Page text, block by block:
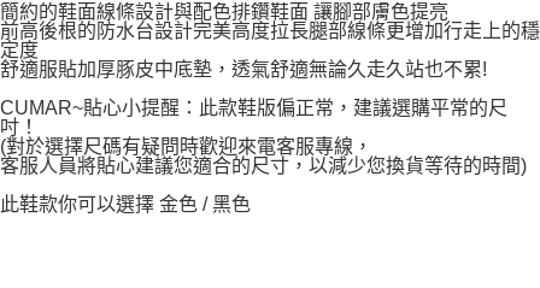
簡約的鞋面線條設計與配色排鑽鞋面 讓腳部膚色提亮
前高後根的防水台設計完美高度拉長腿部線條更增加行走上的穩
定度
舒適服貼加厚豚皮中底墊，透氣舒適無論久走久站也不累!
CUMAR~貼心小提醒：此款鞋版偏正常，建議選購平常的尺
吋！
(對於選擇尺碼有疑問時歡迎來電客服專線，
客服人員將貼心建議您適合的尺寸，以減少您換貨等待的時間)
此鞋款你可以選擇 金色 / 黑色